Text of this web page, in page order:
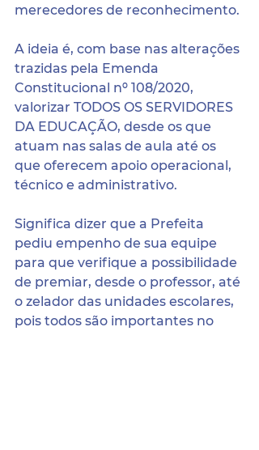
merecedores de reconhecimento.
A ideia é, com base nas alterações
trazidas pela Emenda
Constitucional n⁰ 108/2020,
valorizar TODOS OS SERVIDORES
DA EDUCAÇÃO, desde os que
atuam nas salas de aula até os
que oferecem apoio operacional,
técnico e administrativo.
Significa dizer que a Prefeita
pediu empenho de sua equipe
para que verifique a possibilidade
de premiar, desde o professor, até
o zelador das unidades escolares,
pois todos são importantes no